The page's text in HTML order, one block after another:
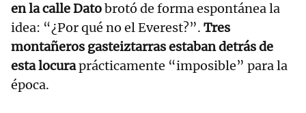
en la calle Datobrotó de forma espontánea la
idea: “¿Por qué no el Everest?”. Tres
montañeros gasteiztarras estaban detrás de
esta locuraprácticamente “imposible” para la
época.